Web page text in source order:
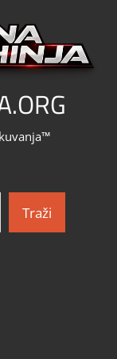
Traži